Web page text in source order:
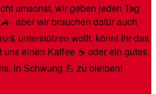
umsonst, wir geben jeden Tag
aber wir brauchen dafür auch
unterstützen wollt, könnt Ihr das
einen Kaffee ☕️ oder ein gutes
in Schwung 💪 zu bleiben!